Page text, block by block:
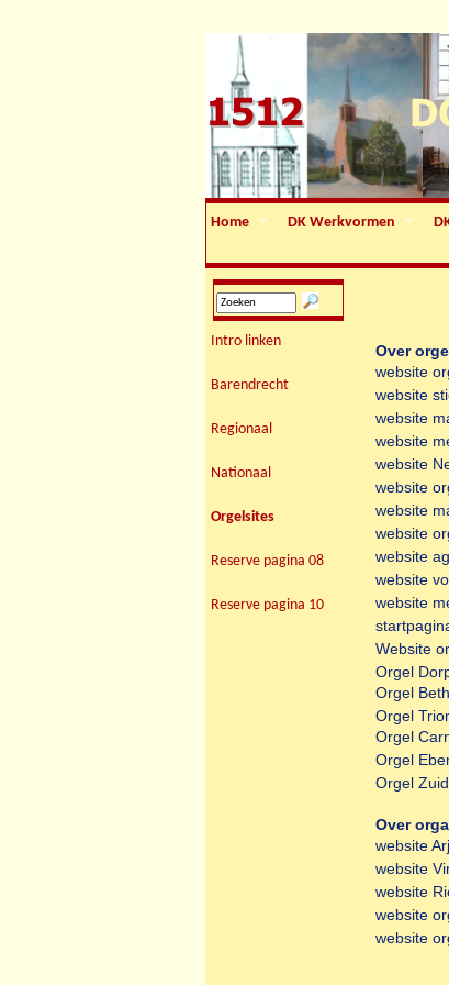
Home DK Werkvormen
Intro linken
Barendrecht
Regionaal
Nationaal
Orgelsites
Reserve pagina 08
Reserve pagina 10
Over
website
website
website
website
website
website
website
website
website
website
website
Website
Orgel
Orgel
Orgel
Orgel
Orgel
Orgel
Over
website
website
website
website
website